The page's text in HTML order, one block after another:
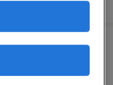
- osasco